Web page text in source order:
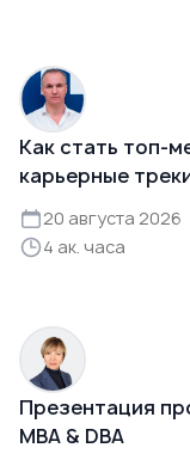
Как стать топ-
карьерные
20 августа 2026
4 ак. часа
Презентация
MBA & DBA